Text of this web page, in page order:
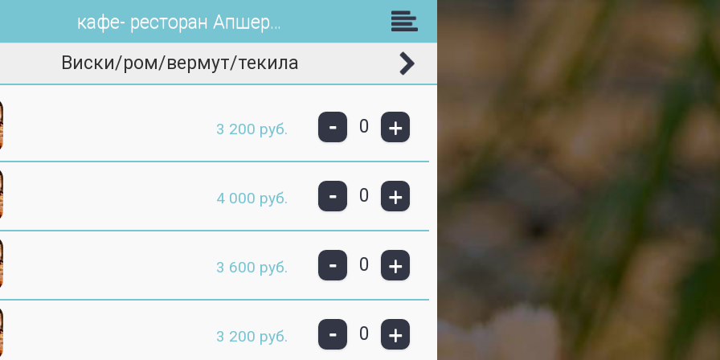
кафе- ресторан Апшерон
Виски/ром/вермут/текила
3 200 руб. - 0 +
4 000 руб. - 0 +
3 600 руб. - 0 +
3 200 руб. - 0 +